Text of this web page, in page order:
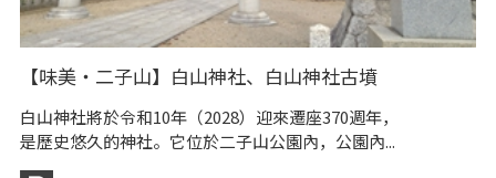
【味美・二子山】白山神社、白山神社古墳
白山神社將於令和10年（2028）迎來遷座370週年，
是歷史悠久的神社。它位於二子山公園內，公園內...